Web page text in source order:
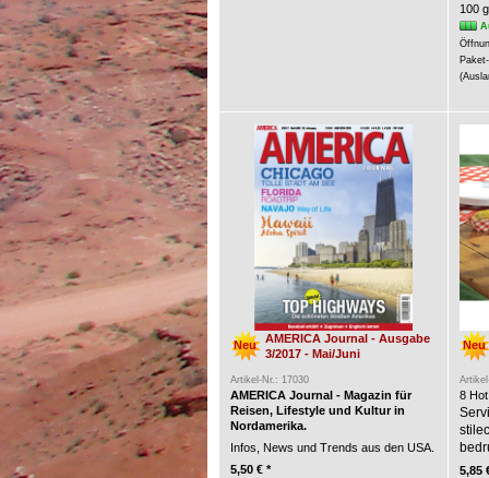
100
Neu
AMERICA Journal - Ausgabe
3/2017 - Mai/Juni
Artikel-Nr.: 17030
AMERICA Journal - Magazin für
Reisen, Lifestyle und Kultur in
Nordamerika.
Infos, News und Trends aus den USA.
5,50 € *
Neu
8
5,85